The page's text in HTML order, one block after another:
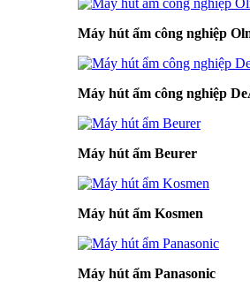
Máy hút ẩm công nghiệp
Máy hút ẩm công nghiệp
Máy hút ẩm Beurer
Máy hút ẩm Kosmen
Máy hút ẩm Panasonic